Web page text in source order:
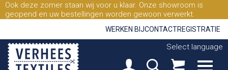
Ook deze zomer staan wij voor u klaar. Onze showroom is
geopend en uw bestellingen worden gewoon verwerkt.
WERKEN BIJCONTACTREGISTRATIE
Select language